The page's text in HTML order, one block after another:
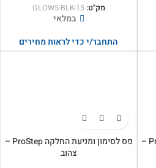
מק"ט:GLOW5-BLK-15
במלאי
התחבר/י כדי לראות מחירים
פס לסימון ומניעת החלקה ProStep –
פס לסימון ומניעת החלקה ProStep –
צהוב